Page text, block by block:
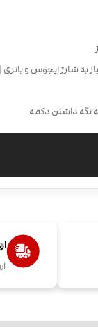
شارژ ایجوس و باتری
نگه داشتن دکمه